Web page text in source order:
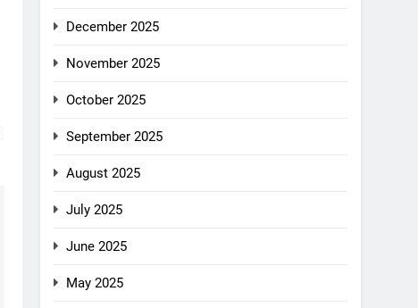
December 2025
November 2025
October 2025
September 2025
August 2025
July 2025
June 2025
May 2025